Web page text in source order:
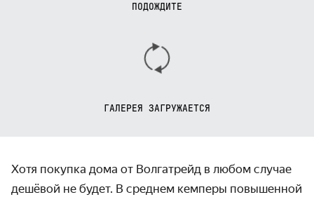
ПОДОЖДИТЕ
ГАЛЕРЕЯ ЗАГРУЖАЕТСЯ
Хотя покупка дома от Волгатрейд в любом случае
дешёвой не будет. В среднем кемперы повышенной